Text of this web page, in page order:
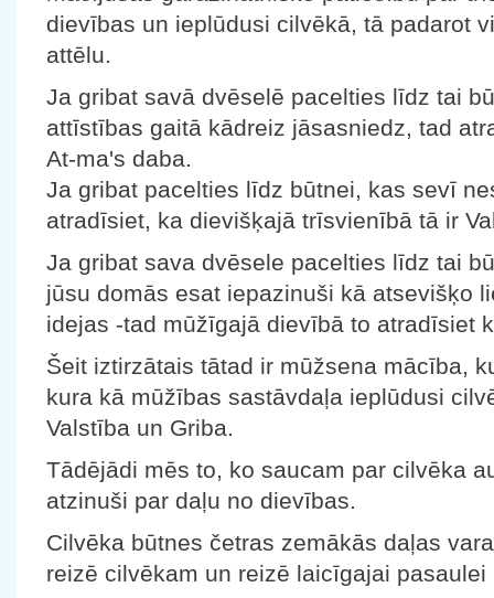
dievības un ieplūdusi cilvēkā, tā padarot
attēlu.
Ja gribat savā dvēselē pacelties līdz tai
attīstības gaitā kādreiz jāsasniedz, tad
At-ma's daba.
Ja gribat pacelties līdz būtnei, kas sevī
atradīsiet, ka dievišķajā trīsvienībā tā ir
Ja gribat sava dvēsele pacelties līdz tai
jūsu domās esat iepazinuši kā atsevišķo
idejas -tad mūžīgajā dievībā to atradīsiet
Šeit iztirzātais tātad ir mūžsena mācība,
kura kā mūžības sastāvdaļa ieplūdusi
Valstība un Griba.
Tādējādi mēs to, ko saucam par cilvēka
atzinuši par daļu no dievības.
Cilvēka būtnes četras zemākās daļas
reizē cilvēkam un reizē laicīgajai